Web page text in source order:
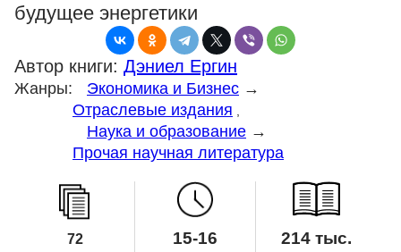
будущее энергетики
Автор книги: Дэниел Ергин
Жанры: Экономика и Бизнес →
Отраслевые издания
Наука и образование →
Прочая научная литература
72
15-16 214 тыс.